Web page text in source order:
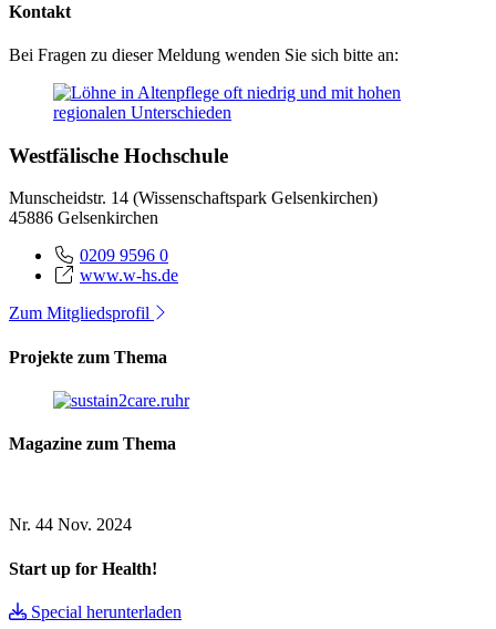
Kontakt
Bei Fragen zu dieser Meldung wenden Sie sich bitte an:
Westfälische Hochschule
Munscheidstr. 14 (Wissenschaftspark Gelsenkirchen)
45886 Gelsenkirchen
0209 9596 0
www.w-hs.de
Zum Mitgliedsprofil
Projekte zum Thema
Magazine zum Thema
Nr. 44 Nov. 2024
Start up for Health!
Special herunterladen